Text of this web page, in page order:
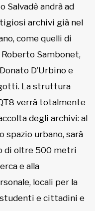
Salvadè andrà ad
archivi già nel
come quelli di
Roberto Sambonet,
D’Urbino e
La struttura
verrà totalmente
degli archivi: al
spazio urbano, sarà
di oltre 500 metri
e alla
locali per la
e cittadini e